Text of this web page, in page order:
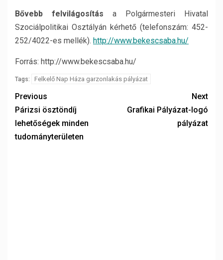
Bővebb felvilágosítás a Polgármesteri Hivatal
Szociálpolitikai Osztályán kérhető (telefonszám: 452-
252/4022-es mellék). http://www.bekescsaba.hu/
Forrás: http://www.bekescsaba.hu/
Tags: Felkelő Nap Háza garzonlakás pályázat
Previous
Párizsi ösztöndíj
lehetőségek minden
tudományterületen
Next
Grafikai Pályázat-logó
pályázat